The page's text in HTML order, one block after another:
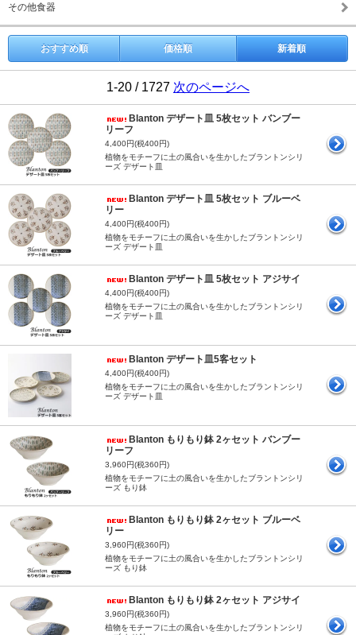
その他食器
おすすめ順 価格順 新着順
1-20 / 1727 次のページへ
Blanton デザート皿 5枚セット バンブー
リーフ
4,400円(税400円)
植物をモチーフに土の風合いを生かしたブラントンシリ
ーズ デザート皿
Blanton デザート皿 5枚セット ブルーベ
リー
4,400円(税400円)
植物をモチーフに土の風合いを生かしたブラントンシリ
ーズ デザート皿
Blanton デザート皿 5枚セット アジサイ
4,400円(税400円)
植物をモチーフに土の風合いを生かしたブラントンシリ
ーズ デザート皿
Blanton デザート皿5客セット
4,400円(税400円)
植物をモチーフに土の風合いを生かしたブラントンシリ
ーズ デザート皿
Blanton もりもり鉢 2ヶセット バンブー
リーフ
3,960円(税360円)
植物をモチーフに土の風合いを生かしたブラントンシリ
ーズ もり鉢
Blanton もりもり鉢 2ヶセット ブルーベ
リー
3,960円(税360円)
植物をモチーフに土の風合いを生かしたブラントンシリ
ーズ もり鉢
Blanton もりもり鉢 2ヶセット アジサイ
3,960円(税360円)
植物をモチーフに土の風合いを生かしたブラントンシリ